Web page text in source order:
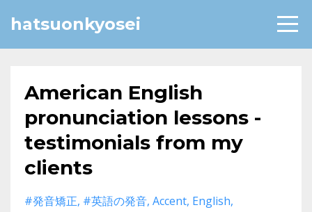
hatsuonkyosei
American English
pronunciation lessons -
testimonials from my
clients
#発音矯正 #英語の発音 Accent English